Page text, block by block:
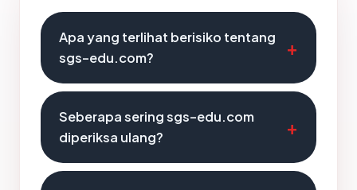
Apa yang terlihat berisiko tentang
sgs-edu.com?
Seberapa sering sgs-edu.com
diperiksa ulang?